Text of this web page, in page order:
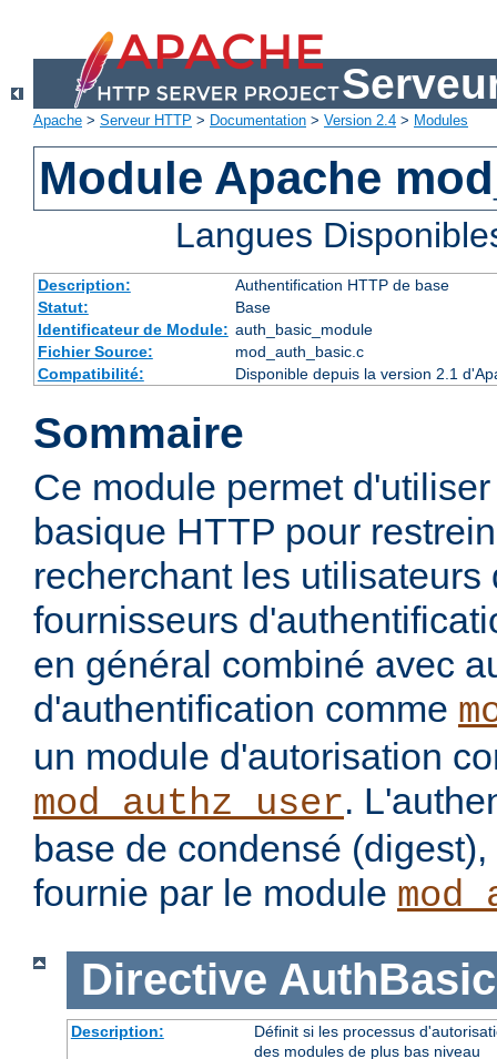
Apache > Serveur HTTP > Documentation > Version 2.4 > Modules
Module Apache
Langues
Description:
Authentification HTTP de base
Statut:
Base
Identificateur de Module: auth_basic_module
Fichier Source:
mod_auth_basic.c
Compatibilité:
Disponible depuis la version 2.1
Sommaire
Ce module permet
basique HTTP pour
recherchant les utilisateurs
fournisseurs
en général combiné avec
d'authentification comme
un module d'autorisation
mod_authz_user.
base de condensé
fournie par le module
Directive
Description:
Définit si les processus
des modules de plus bas niveau